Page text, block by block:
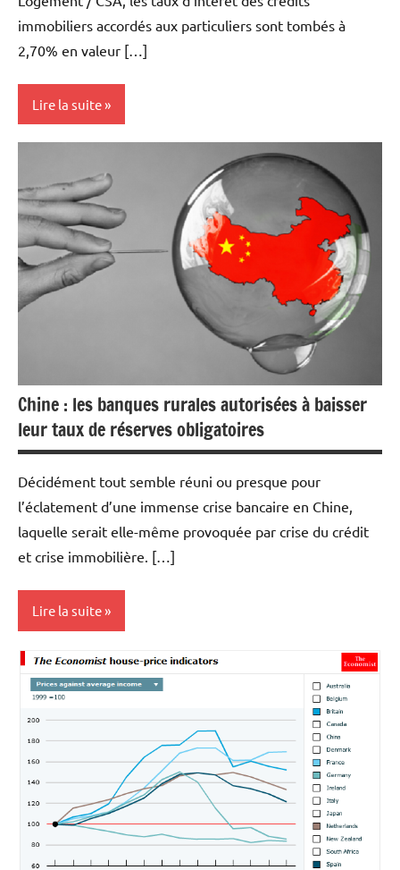
immobiliers accordés aux particuliers sont tombés à
2,70% en valeur […]
Lire la suite
Economie
Financement
Immobilier
Indicateurs
Chine : les banques rurales autorisées à baisser
leur taux de réserves obligatoires
Décidément tout semble réuni ou presque pour
l’éclatement d’une immense crise bancaire en Chine,
laquelle serait elle-même provoquée par crise du crédit
et crise immobilière. […]
Lire la suite
Actualités
Economie
Indicateurs